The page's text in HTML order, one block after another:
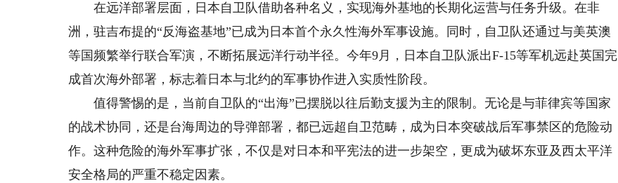
在远洋部署层面，日本自卫队借助各种名义，实现海外基地的长期化运营与任务升级。在非
洲，驻吉布提的“反海盗基地”已成为日本首个永久性海外军事设施。同时，自卫队还通过与美英澳
等国频繁举行联合军演，不断拓展远洋行动半径。今年9月，日本自卫队派出F-15等军机远赴英国完
成首次海外部署，标志着日本与北约的军事协作进入实质性阶段。
值得警惕的是，当前自卫队的“出海”已摆脱以往后勤支援为主的限制。无论是与菲律宾等国家
的战术协同，还是台海周边的导弹部署，都已远超自卫范畴，成为日本突破战后军事禁区的危险动
作。这种危险的海外军事扩张，不仅是对日本和平宪法的进一步架空，更成为破坏东亚及西太平洋
安全格局的严重不稳定因素。